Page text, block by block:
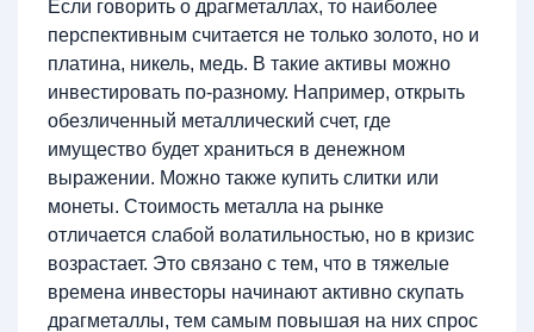
Если говорить о драгметаллах, то наиболее
перспективным считается не только золото, но и
платина, никель, медь. В такие активы можно
инвестировать по-разному. Например, открыть
обезличенный металлический счет, где
имущество будет храниться в денежном
выражении. Можно также купить слитки или
монеты. Стоимость металла на рынке
отличается слабой волатильностью, но в кризис
возрастает. Это связано с тем, что в тяжелые
времена инвесторы начинают активно скупать
драгметаллы, тем самым повышая на них спрос